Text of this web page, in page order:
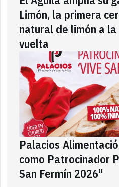
Limón, la primera
natural de limón a
vuelta
Palacios
como Patrocinador
San Fermín 2026"